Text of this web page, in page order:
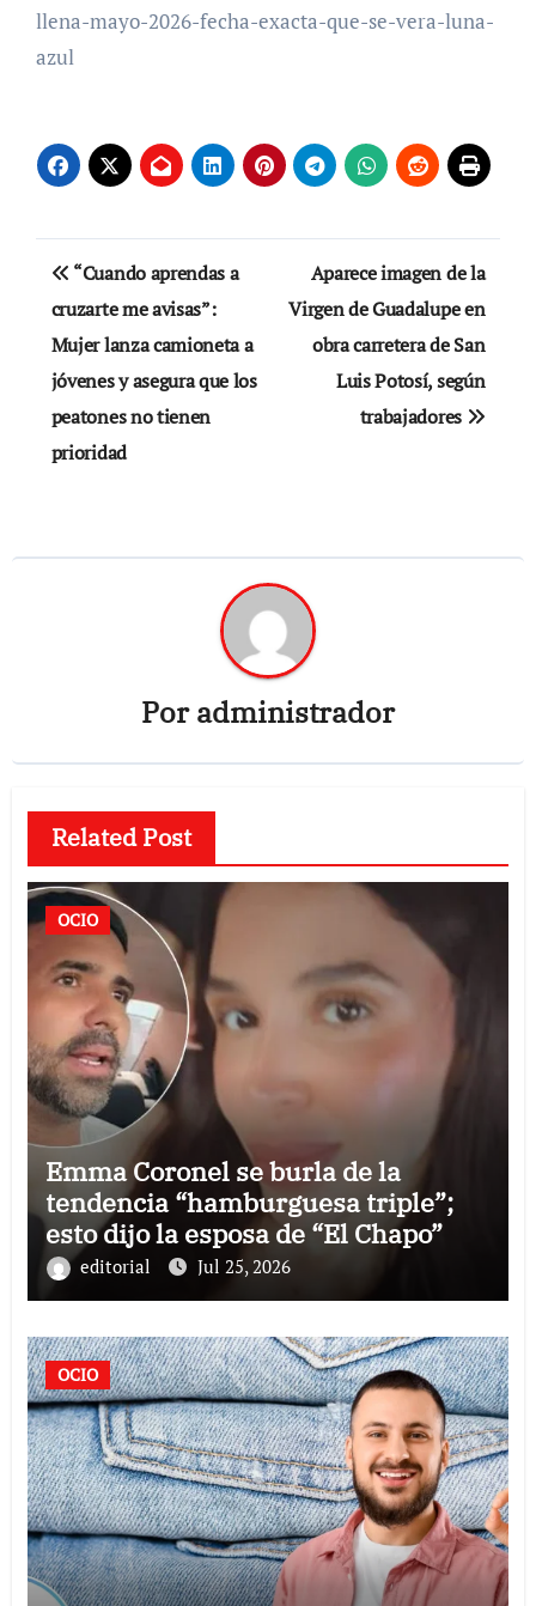
llena-mayo-2026-fecha-exacta-que-se-vera-luna-
azul
Navegación
de
entradas
“Cuando aprendas a
cruzarte me avisas”:
Mujer lanza camioneta a
jóvenes y asegura que los
peatones no tienen
prioridad
Aparece imagen de la
Virgen de Guadalupe en
obra carretera de San
Luis Potosí, según
trabajadores
Poradministrador
Related Post
OCIO
Emma Coronel se burla de la
tendencia “hamburguesa triple”;
esto dijo la esposa de “El Chapo”
editorial Jul 25, 2026
OCIO